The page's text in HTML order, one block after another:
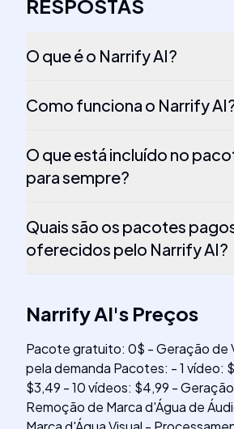
RESPOSTAS
O que é o Narrify AI?
Como funciona o Narrify
O que está incluído no
para sempre?
Quais são os pacotes
oferecidos pelo Narrify AI?
Narrify AI's Preços
Pacote gratuito: 0$ - Geração de
pela demanda Pacotes: - 1 vídeo:
$3,49 - 10 vídeos: $4,99 -
Remoção de Marca d'Água de